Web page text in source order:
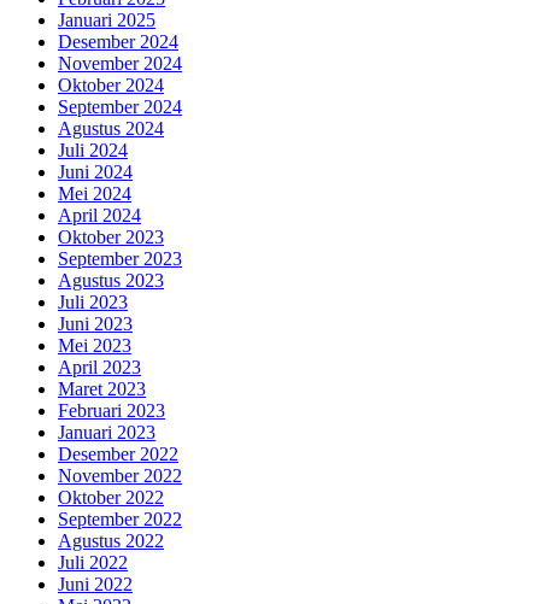
Januari 2025
Desember 2024
November 2024
Oktober 2024
September 2024
Agustus 2024
Juli 2024
Juni 2024
Mei 2024
April 2024
Oktober 2023
September 2023
Agustus 2023
Juli 2023
Juni 2023
Mei 2023
April 2023
Maret 2023
Februari 2023
Januari 2023
Desember 2022
November 2022
Oktober 2022
September 2022
Agustus 2022
Juli 2022
Juni 2022